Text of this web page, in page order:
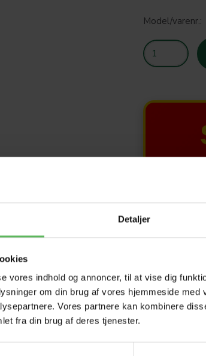
Detaljer
vores indhold og annoncer, til at vise dig
om din brug af vores hjemmeside med
Vores partnere kan kombinere
fra din brug af deres tjenester.
Model/varenr.: